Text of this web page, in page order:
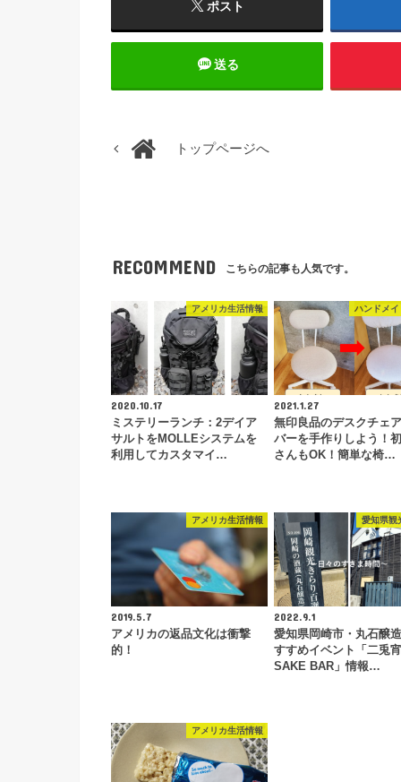
ポスト
送る
トップページへ
RECOMMEND こちらの記事も人気です。
アメリカ生活情報
2020.10.17
ミステリーランチ：2デイア
サルトをMOLLEシステムを
利用してカスタマイ…
ハンドメイ
2021.1.27
無印良品のデスクチェ
バーを手作りしよう！
さんもOK！簡単な椅…
アメリカ生活情報
2019.5.7
アメリカの返品文化は衝撃
的！
愛知県観
2022.9.1
愛知県岡崎市・丸石醸
すすめイベント「二兎
SAKE BAR」情報…
アメリカ生活情報